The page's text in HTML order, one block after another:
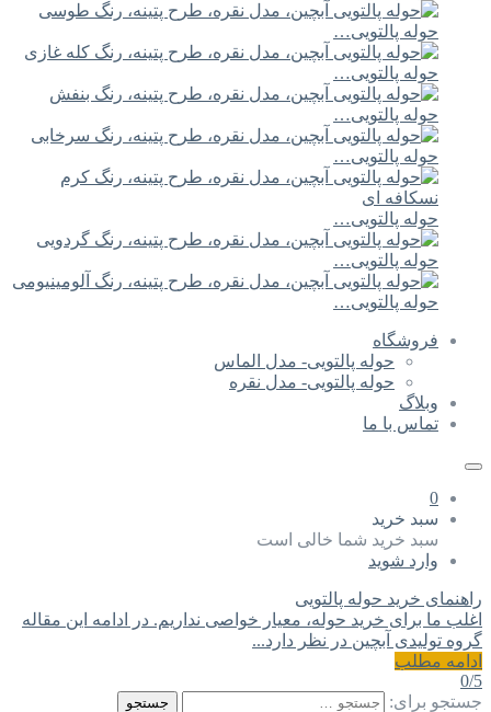
حوله پالتویی…
حوله پالتویی…
حوله پالتویی…
حوله پالتویی…
حوله پالتویی…
حوله پالتویی…
حوله پالتویی…
فروشگاه
حوله پالتویی- مدل الماس
حوله پالتویی- مدل نقره
وبلاگ
تماس با ما
0
سبد خرید
سبد خرید شما خالی است
وارد شوید
راهنمای خرید حوله پالتویی
اغلب ما برای خرید حوله، معیار خواصی نداریم. در ادامه این مقاله
گروه تولیدی آبچین در نظر دارد...
ادامه مطلب
0/5
جستجو برای:
جستجو